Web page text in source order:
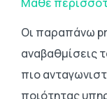
Οι παραπάνω
αναβαθμίσεις
πιο
ποιότητας